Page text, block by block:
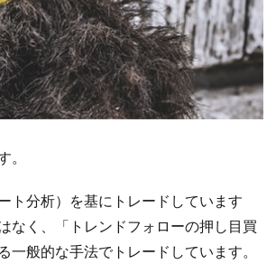
。
ト分析）を基にトレードしています
なく、「トレンドフォローの押し目買
般的な手法でトレードしています。